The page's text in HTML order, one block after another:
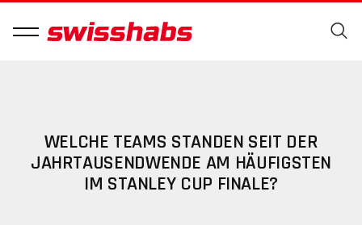
WELCHE TEAMS STANDEN SEIT DER
JAHRTAUSENDWENDE AM HÄUFIGSTEN
IM STANLEY CUP FINALE?